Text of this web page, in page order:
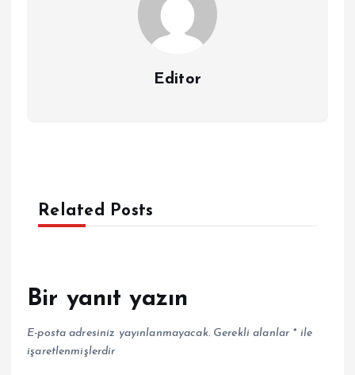
Editor
Related Posts
Bir yanıt yazın
E-posta adresiniz yayınlanmayacak. Gerekli alanlar *ile
işaretlenmişlerdir